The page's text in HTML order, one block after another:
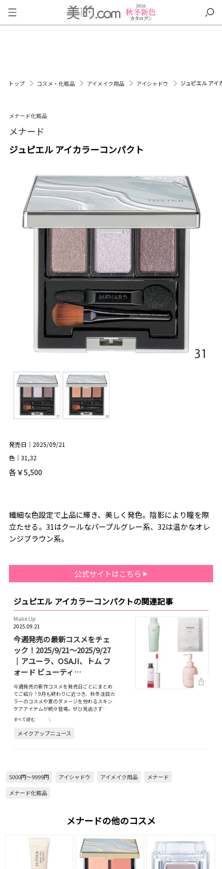
トップ コスメ・化粧品 アイメイク用品 アイシャドウ ジュピエル アイ
メナード化粧品
メナード
ジュピエル アイカラーコンパクト
発売日｜2025/09/21
色｜31,32
各￥5,500
繊細な色設定で上品に輝き、美しく発色。陰影により瞳を際
立たせる。31はクールなパープルグレー系、32は温かなオレ
ンジブラウン系。
公式サイトはこちら
ジュピエル アイカラーコンパクトの関連記事
Make Up
2025.09.21
今週発売の最新コスメをチェ
ック！2025/9/21～2025/9/27
｜アユーラ、OSAJI、トム フ
ォード ビューティ…
今週発売の新作コスメを発売日ごとにまとめ
てご紹介！9月も終わりに近づき、秋冬注目カ
ラーのコスメや夏のダメージを労わるスキン
ケアアイテムが続々登場。ぜひ見逃さず…
すべて読む
メイクアップニュース
5000円～9999円 アイシャドウ アイメイク用品
メナード
メナード化粧品
メナードの他のコスメ